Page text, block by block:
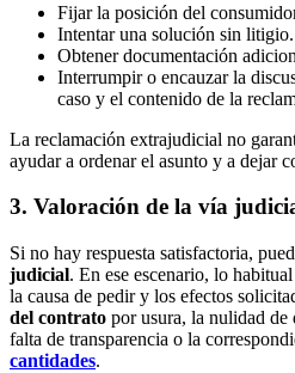
Fijar la posición del
Intentar una solución sin litigio.
Obtener documentación
Interrumpir o encauzar la
caso y el contenido de la
La reclamación extrajudicial no
ayudar a ordenar el asunto y a dejar
3. Valoración de la vía
Si no hay respuesta satisfactoria,
judicial. En ese escenario, lo
la causa de pedir y los efectos
del contrato por usura, la nulidad de
falta de transparencia o la
cantidades.